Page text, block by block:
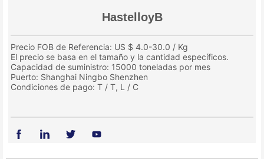
HastelloyB
Precio FOB de Referencia: US $ 4.0-30.0 / Kg
El precio se basa en el tamaño y la cantidad específicos.
Capacidad de suministro: 15000 toneladas por mes
Puerto: Shanghai Ningbo Shenzhen
Condiciones de pago: T / T, L / C